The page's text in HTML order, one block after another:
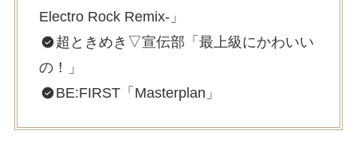
Electro Rock Remix-」
超ときめき▽宣伝部「最上級にかわいい
の！」
BE:FIRST「Masterplan」